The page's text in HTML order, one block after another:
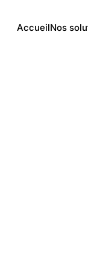
AccueilNos